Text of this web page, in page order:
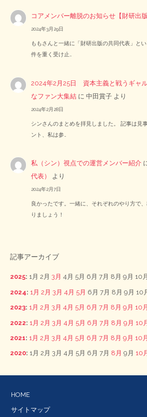
コアメンバー離脱のお知らせ【財研出版
2024年3月29日
ももさんと一緒に「財研出版の共同代表」と
件を重く受け止…
2024年2月25日 資本主義と戦うギャ
なファン大集結 に中田賞子 より
2024年2月28日
シンさんのまとめを拝見しました。 記事は見
ント、私は参…
私（シン）視点での運営メンバー紹介
代表）
より
2024年2月7日
良かったです。一緒に、それぞれのやり方で
りましょう！
記事アーカイブ
2025: 1月 2月 3月 4月 5月 6月 7月 8月 9月 10月
2024: 1月 2月 3月 4月 5月 6月 7月 8月 9月 10
2023: 1月 2月 3月 4月 5月 6月 7月 8月 9月 10月
2022: 1月 2月 3月 4月 5月 6月 7月 8月 9月 10
2021: 1月 2月 3月 4月 5月 6月 7月 8月 9月 10月
2020: 1月 2月 3月 4月 5月 6月 7月 8月 9月 10
HOME
サイトマップ